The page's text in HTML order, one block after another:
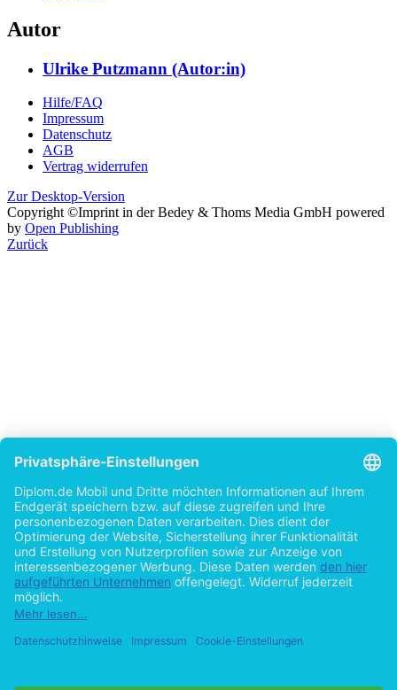
Autor
Ulrike Putzmann (Autor:in)
Hilfe/FAQ
Impressum
Datenschutz
AGB
Vertrag widerrufen
Zur Desktop-Version
Copyright ©Imprint in der Bedey & Thoms Media GmbH powered
by Open Publishing
Zurück